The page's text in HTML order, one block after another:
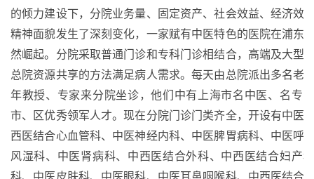
的倾力建设下，分院业务量、固定资产、社会效益、经济效
精神面貌发生了深刻变化，一家赋有中医特色的医院在浦东
然崛起。分院采取普通门诊和专科门诊相结合，高端及大型
总院资源共享的方法满足病人需求。每天由总院派出多名老
年教授、专家来分院坐诊，他们中有上海市名中医、名专
市、区优秀领军人才。现在分院门诊门类齐全，开设有中医
西医结合心血管科、中医神经内科、中医脾胃病科、中医呼
风湿科、中医肾病科、中西医结合外科、中西医结合妇产
科、中医皮肤科、中医眼科、中医耳鼻咽喉科、中西医结合